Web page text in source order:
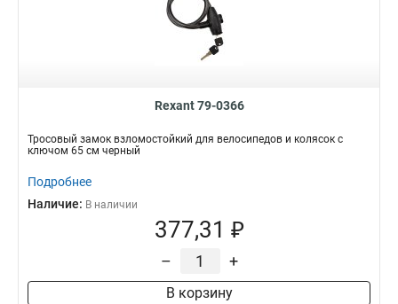
Rexant 79-0366
Тросовый замок взломостойкий для велосипедов и колясок с
ключом 65 см черный
Подробнее
Наличие: В наличии
377,31 ₽
– +
В корзину